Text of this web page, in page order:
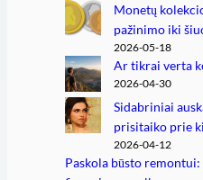
Monetų
pažinimo iki
2026-05-18
Ar tikrai verta
2026-04-30
Sidabriniai
prisitaiko prie
2026-04-12
Paskola būsto